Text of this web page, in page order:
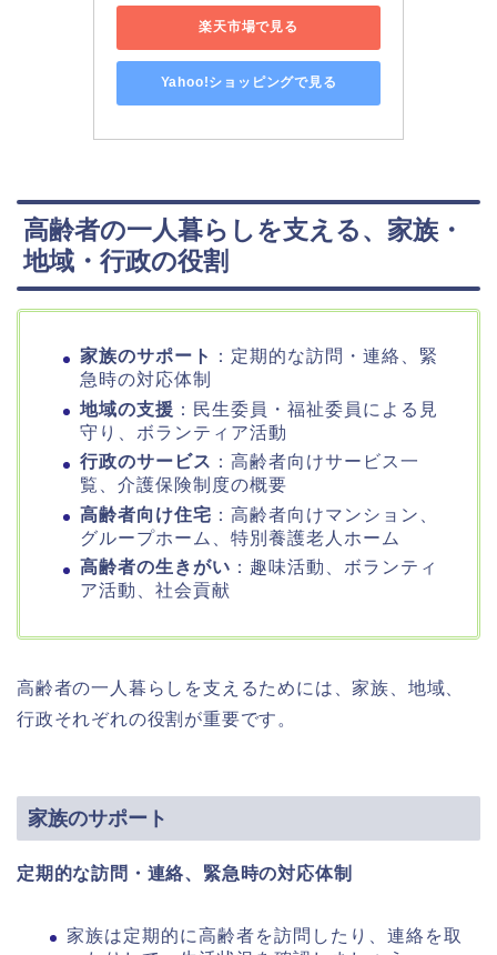
楽天市場で見る
Yahoo!ショッピングで見る
高齢者の一人暮らしを支える、家族・
地域・行政の役割
家族のサポート
：定期的な訪問・連絡、緊
急時の対応体制
地域の支援 ：民生委員・福祉委員による見
守り、ボランティア活動
行政のサービス ：高齢者向けサービス一
覧、介護保険制度の概要
高齢者向け住宅 ：高齢者向けマンション、
グループホーム、特別養護老人ホーム
高齢者の生きがい ：趣味活動、ボランティ
ア活動、社会貢献
高齢者の一人暮らしを支えるためには、家族、地域、
行政それぞれの役割が重要です。
家族のサポート
定期的な訪問・連絡、緊急時の対応体制
家族は定期的に高齢者を訪問したり、連絡を取